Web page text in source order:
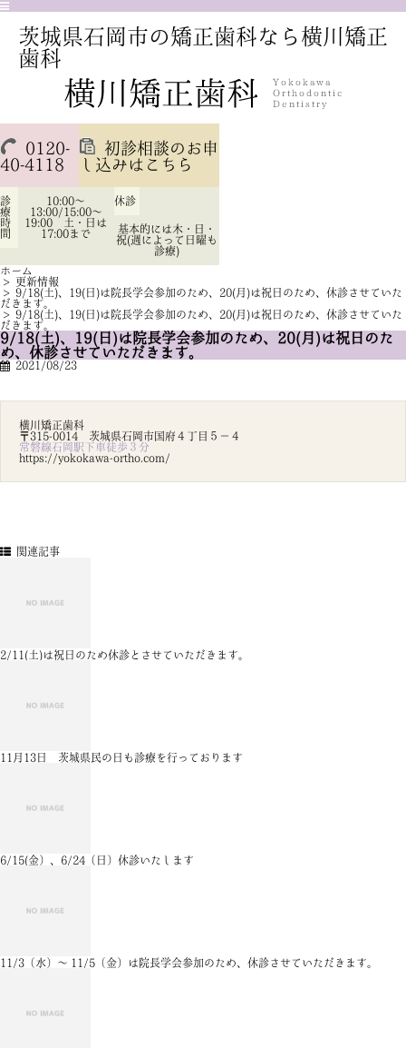
茨城県石岡市の矯正歯科なら横川矯正
歯科
0120-
40-4118
初診相談のお申
し込みはこちら
診
療
時
間
10:00～
13:00/15:00～
19:00 土・日は
17:00まで
休診
基本的には木・日・
祝(週によって日曜も
診療)
ホーム
> 更新情報
> 9/18(土)、19(日)は院長学会参加のため、20(月)は祝日のため、休診させていた
だきます。
> 9/18(土)、19(日)は院長学会参加のため、20(月)は祝日のため、休診させていた
だきます。
9/18(土)、19(日)は院長学会参加のため、20(月)は祝日のた
め、休診させていただきます。
2021/08/23
横川矯正歯科
〒315-0014 茨城県石岡市国府４丁目５－４
常磐線石岡駅下車徒歩３分
https://yokokawa-ortho.com/
関連記事
2/11(土)は祝日のため休診とさせていただきます。
11月13日 茨城県民の日も診療を行っております
6/15(金）、6/24（日）休診いたします
11/3（水）～ 11/5（金）は院長学会参加のため、休診させていただきます。